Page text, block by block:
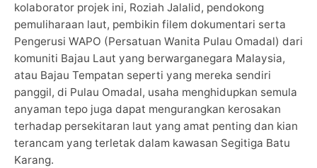
kolaborator projek ini, Roziah Jalalid, pendokong
pemuliharaan laut, pembikin filem dokumentari serta
Pengerusi WAPO (Persatuan Wanita Pulau Omadal) dari
komuniti Bajau Laut yang berwarganegara Malaysia,
atau Bajau Tempatan seperti yang mereka sendiri
panggil, di Pulau Omadal, usaha menghidupkan semula
anyaman tepo juga dapat mengurangkan kerosakan
terhadap persekitaran laut yang amat penting dan kian
terancam yang terletak dalam kawasan Segitiga Batu
Karang.